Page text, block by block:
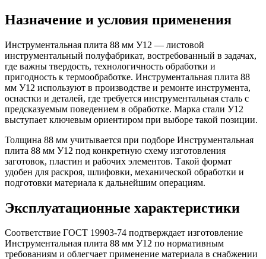
Назначение и условия применения
Инструментальная плита 88 мм У12 — листовой
инструментальный полуфабрикат, востребованный в задачах,
где важны твердость, технологичность обработки и
пригодность к термообработке. Инструментальная плита 88
мм У12 используют в производстве и ремонте инструмента,
оснастки и деталей, где требуется инструментальная сталь с
предсказуемым поведением в обработке. Марка стали У12
выступает ключевым ориентиром при выборе такой позиции.
Толщина 88 мм учитывается при подборе Инструментальная
плита 88 мм У12 под конкретную схему изготовления
заготовок, пластин и рабочих элементов. Такой формат
удобен для раскроя, шлифовки, механической обработки и
подготовки материала к дальнейшим операциям.
Эксплуатационные характеристики
Соответствие ГОСТ 19903-74 подтверждает изготовление
Инструментальная плита 88 мм У12 по нормативным
требованиям и облегчает применение материала в снабжении